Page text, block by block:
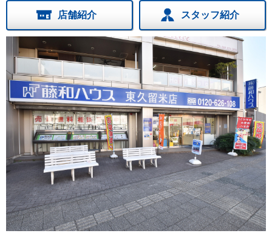
店舗紹介 スタッフ紹介